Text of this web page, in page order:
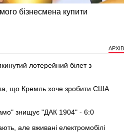
АРХІВ
лотерейний білет з
що Кремль хоче зробити США
знищує "ДАК 1904" - 6:0
але вживані електромобілі